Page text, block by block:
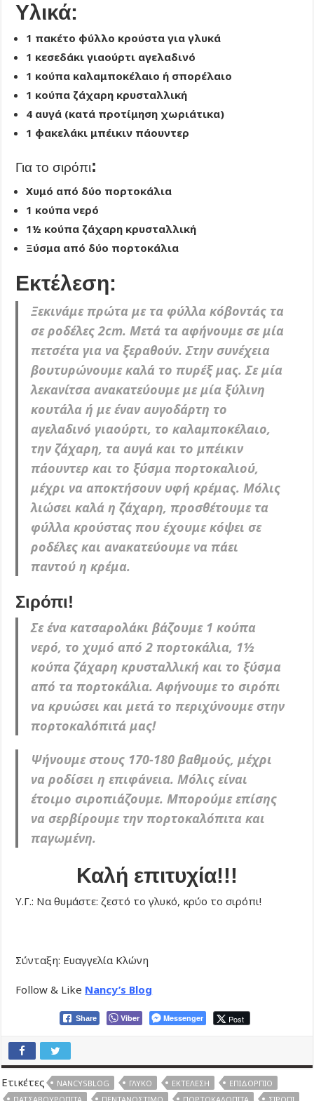
Υλικά:
1 πακέτο φύλλο κρούστα για γλυκά
1 κεσεδάκι γιαούρτι αγελαδινό
1 κούπα καλαμποκέλαιο ή σπορέλαιο
1 κούπα ζάχαρη κρυσταλλική
4 αυγά (κατά προτίμηση χωριάτικα)
1 φακελάκι μπέικιν πάουντερ
Για το σιρόπι:
Χυμό από δύο πορτοκάλια
1 κούπα νερό
1½ κούπα ζάχαρη κρυσταλλική
Ξύσμα από δύο πορτοκάλια
Εκτέλεση:
Ξεκινάμε πρώτα με τα φύλλα κόβοντάς τα
σε ροδέλες 2cm. Μετά τα αφήνουμε σε μία
πετσέτα για να ξεραθούν. Στην συνέχεια
βουτυρώνουμε καλά το πυρέξ μας. Σε μία
λεκανίτσα ανακατεύουμε με μία ξύλινη
κουτάλα ή με έναν αυγοδάρτη το
αγελαδινό γιαούρτι, το καλαμποκέλαιο,
την ζάχαρη, τα αυγά και το μπέικιν
πάουντερ και το ξύσμα πορτοκαλιού,
μέχρι να αποκτήσουν υφή κρέμας. Μόλις
λιώσει καλά η ζάχαρη, προσθέτουμε τα
φύλλα κρούστας που έχουμε κόψει σε
ροδέλες και ανακατεύουμε να πάει
παντού η κρέμα.
Σιρόπι!
Σε ένα κατσαρολάκι βάζουμε 1 κούπα
νερό, το χυμό από 2 πορτοκάλια, 1½
κούπα ζάχαρη κρυσταλλική και το ξύσμα
από τα πορτοκάλια. Αφήνουμε το σιρόπι
να κρυώσει και μετά το περιχύνουμε στην
πορτοκαλόπιτά μας!
Ψήνουμε στους 170-180 βαθμούς, μέχρι
να ροδίσει η επιφάνεια. Μόλις είναι
έτοιμο σιροπιάζουμε. Μπορούμε επίσης
να σερβίρουμε την πορτοκαλόπιτα και
παγωμένη.
Καλή επιτυχία!!!
Υ.Γ.: Να θυμάστε: ζεστό το γλυκό, κρύο το σιρόπι!
Σύνταξη: Ευαγγελία Κλώνη
Follow & Like Nancy’s Blog
Share Viber Messenger Post
Ετικέτες NANCYSBLOG ΓΛΥΚΌ ΕΚΤΈΛΕΣΗ
ΕΠΙΔΌΡΠΙΟ